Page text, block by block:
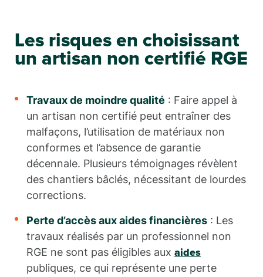
Les risques en choisissant
un artisan non certifié RGE
Travaux de moindre qualité : Faire appel à
un artisan non certifié peut entraîner des
malfaçons, l’utilisation de matériaux non
conformes et l’absence de garantie
décennale. Plusieurs témoignages révèlent
des chantiers bâclés, nécessitant de lourdes
corrections.
Perte d’accès aux aides financières : Les
travaux réalisés par un professionnel non
RGE ne sont pas éligibles aux aides
publiques, ce qui représente une perte